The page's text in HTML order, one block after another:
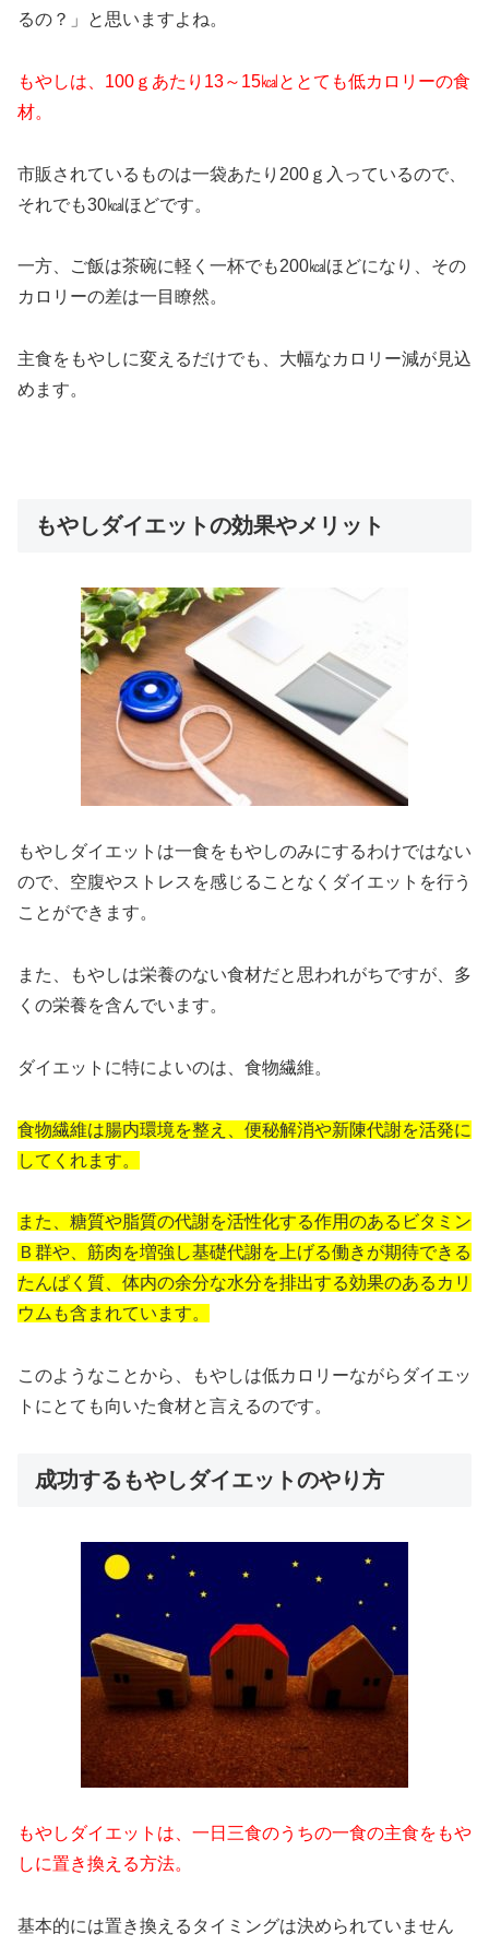
るの？」と思いますよね。
もやしは、100ｇあたり13～15㎉ととても低カロリーの食
材。
市販されているものは一袋あたり200ｇ入っているので、
それでも30㎉ほどです。
一方、ご飯は茶碗に軽く一杯でも200㎉ほどになり、その
カロリーの差は一目瞭然。
主食をもやしに変えるだけでも、大幅なカロリー減が見込
めます。
もやしダイエットの効果やメリット
もやしダイエットは一食をもやしのみにするわけではない
ので、空腹やストレスを感じることなくダイエットを行う
ことができます。
また、もやしは栄養のない食材だと思われがちですが、多
くの栄養を含んでいます。
ダイエットに特によいのは、食物繊維。
食物繊維は腸内環境を整え、便秘解消や新陳代謝を活発に
してくれます。
また、糖質や脂質の代謝を活性化する作用のあるビタミン
Ｂ群や、筋肉を増強し基礎代謝を上げる働きが期待できる
たんぱく質、体内の余分な水分を排出する効果のあるカリ
ウムも含まれています。
このようなことから、もやしは低カロリーながらダイエッ
トにとても向いた食材と言えるのです。
成功するもやしダイエットのやり方
もやしダイエットは、一日三食のうちの一食の主食をもや
しに置き換える方法。
基本的には置き換えるタイミングは決められていません